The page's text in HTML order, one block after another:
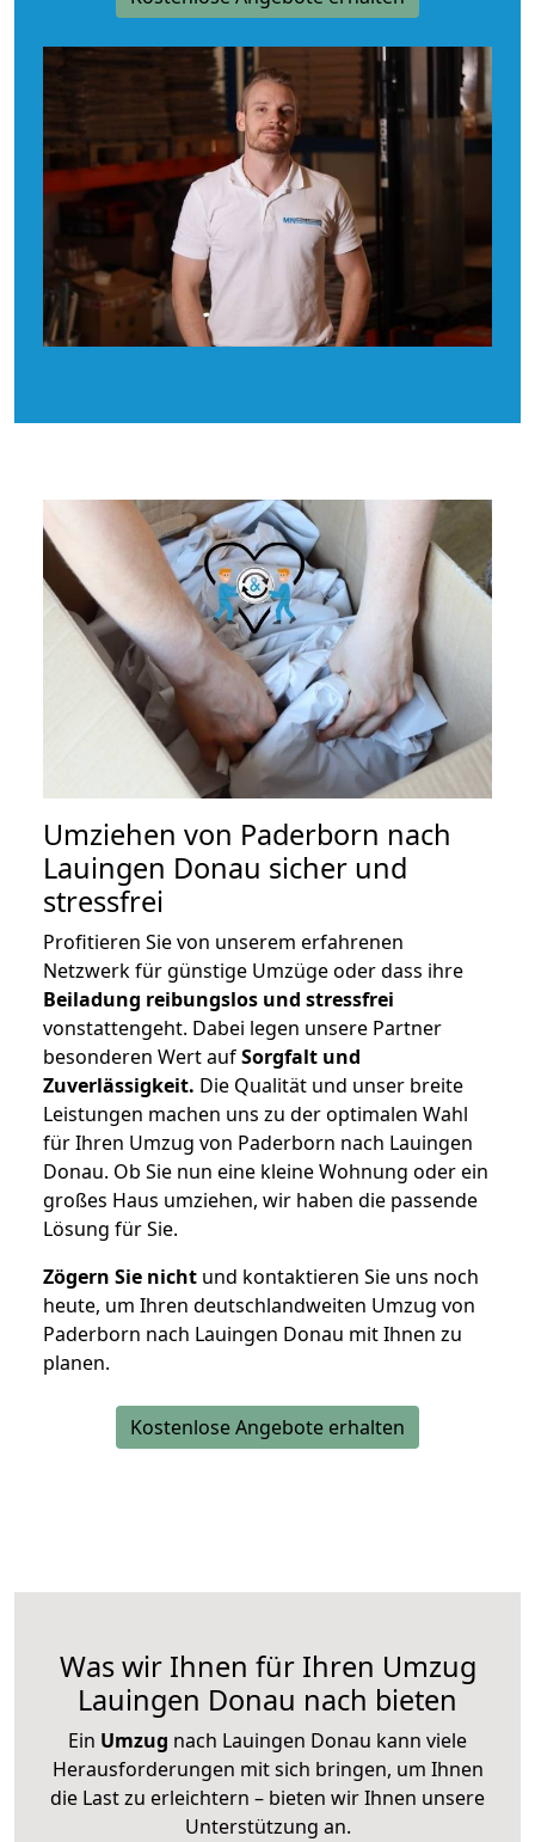
Umziehen von Paderborn nach
Lauingen Donau sicher und
stressfrei
Profitieren Sie von unserem erfahrenen
Netzwerk für günstige Umzüge oder dass ihre
Beiladung reibungslos und stressfrei
vonstattengeht. Dabei legen unsere Partner
besonderen Wert aufSorgfalt und
Zuverlässigkeit. Die Qualität und unser breite
Leistungen machen uns zu der optimalen Wahl
für Ihren Umzug von Paderborn nach Lauingen
Donau. Ob Sie nun eine kleine Wohnung oder ein
großes Haus umziehen, wir haben die passende
Lösung für Sie.
Zögern Sie nicht und kontaktieren Sie uns noch
heute, um Ihren deutschlandweiten Umzug von
Paderborn nach Lauingen Donau mit Ihnen zu
planen.
Kostenlose Angebote erhalten
Was wir Ihnen für Ihren Umzug
Lauingen Donau nach bieten
Ein Umzug nach Lauingen Donau kann viele
Herausforderungen mit sich bringen, um Ihnen
die Last zu erleichtern – bieten wir Ihnen unsere
Unterstützung an.